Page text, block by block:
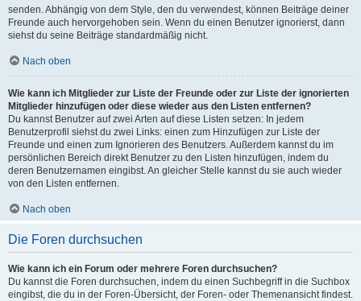
senden. Abhängig von dem Style, den du verwendest, können Beiträge deiner
Freunde auch hervorgehoben sein. Wenn du einen Benutzer ignorierst, dann
siehst du seine Beiträge standardmäßig nicht.
Nach oben
Wie kann ich Mitglieder zur Liste der Freunde oder zur Liste der ignorierten
Mitglieder hinzufügen oder diese wieder aus den Listen entfernen?
Du kannst Benutzer auf zwei Arten auf diese Listen setzen: In jedem
Benutzerprofil siehst du zwei Links: einen zum Hinzufügen zur Liste der
Freunde und einen zum Ignorieren des Benutzers. Außerdem kannst du im
persönlichen Bereich direkt Benutzer zu den Listen hinzufügen, indem du
deren Benutzernamen eingibst. An gleicher Stelle kannst du sie auch wieder
von den Listen entfernen.
Nach oben
Die Foren durchsuchen
Wie kann ich ein Forum oder mehrere Foren durchsuchen?
Du kannst die Foren durchsuchen, indem du einen Suchbegriff in die Suchbox
eingibst, die du in der Foren-Übersicht, der Foren- oder Themenansicht findest.